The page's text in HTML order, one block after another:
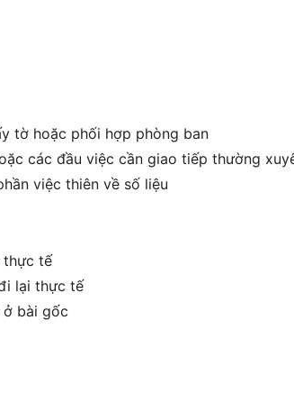
tờ hoặc phối hợp phòng ban
các đầu việc cần giao tiếp thường
việc thiên về số liệu
thực tế
lại thực tế
bài gốc